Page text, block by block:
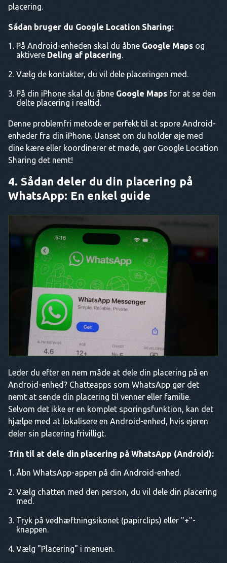
placering.
Sådan bruger du Google Location Sharing:
På Android-enheden skal du åbne Google Maps og
aktivere Deling af placering.
Vælg de kontakter, du vil dele placeringen med.
På din iPhone skal du åbne Google Maps for at se den
delte placering i realtid.
Denne problemfri metode er perfekt til at spore Android-
enheder fra din iPhone. Uanset om du holder øje med
dine kære eller koordinerer et møde, gør Google Location
Sharing det nemt!
4. Sådan deler du din placering på
WhatsApp: En enkel guide
Leder du efter en nem måde at dele din placering på en
Android-enhed? Chatteapps som WhatsApp gør det
nemt at sende din placering til venner eller familie.
Selvom det ikke er en komplet sporingsfunktion, kan det
hjælpe med at lokalisere en Android-enhed, hvis ejeren
deler sin placering frivilligt.
Trin til at dele din placering på WhatsApp (Android):
Åbn WhatsApp-appen på din Android-enhed.
Vælg chatten med den person, du vil dele din placering
med.
Tryk på vedhæftningsikonet (papirclips) eller "+"-
knappen.
Vælg "Placering" i menuen.